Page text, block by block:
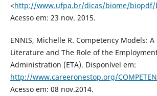
<http://www.ufpa.br/dicas/biome/
Acesso em: 23 nov. 2015.
ENNIS, Michelle R. Competency Models:
Literature and The Role of the
Administration (ETA). Disponível em:
http://www.careeronestop.org/
Acesso em: 08 nov.2014.